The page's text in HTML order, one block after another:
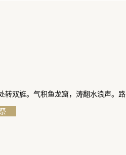
转双旌。气积鱼龙窟，涛翻水浪声。路